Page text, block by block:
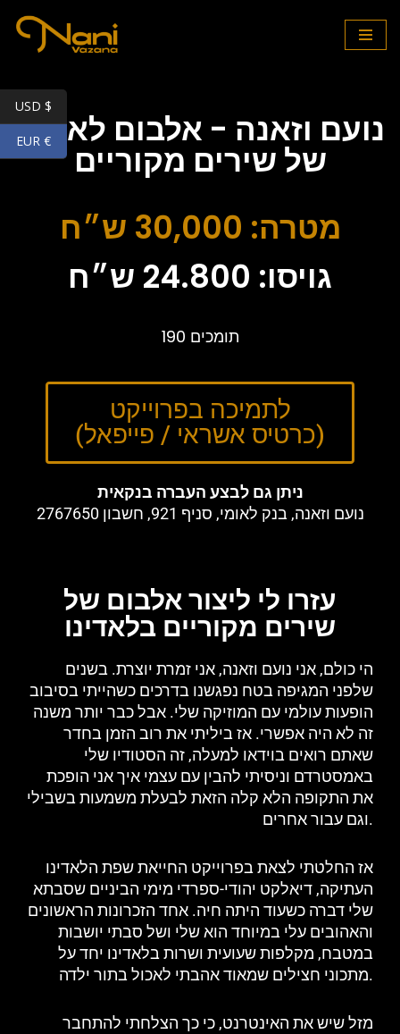
content
נועם וזאנה - אלבום לאדינו
של שירים מקוריים
מטרה: 30,000 ש״ח
גויסו: 24.800 ש״ח
תומכים 190
לתמיכה בפרוייקט
(כרטיס אשראי / פייפאל)
ניתן גם לבצע העברה בנקאית
נועם וזאנה, בנק לאומי, סניף 921, חשבון 2767650
עזרו לי ליצור אלבום של
שירים מקוריים בלאדינו
הי כולם, אני נועם וזאנה, אני זמרת יוצרת. בשנים
שלפני המגיפה בטח נפגשנו בדרכים כשהייתי בסיבוב
הופעות עולמי עם המוזיקה שלי. אבל כבר יותר משנה
זה לא היה אפשרי. אז ביליתי את רוב הזמן בחדר
שאתם רואים בוידאו למעלה, זה הסטודיו שלי
באמסטרדם וניסיתי להבין עם עצמי איך אני הופכת
את התקופה הלא קלה הזאת לבעלת משמעות בשבילי
וגם עבור אחרים.
אז החלטתי לצאת בפרוייקט החייאת שפת הלאדינו
העתיקה, דיאלקט יהודי-ספרדי מימי הביניים שסבתא
שלי דברה כשעוד היתה חיה. אחד הזכרונות הראשונים
והאהובים עלי במיוחד הוא שלי ושל סבתי יושבות
במטבח, מקלפות שעועית ושרות בלאדינו יחד על
מתכוני חצילים שמאוד אהבתי לאכול בתור ילדה.
מזל שיש את האינטרנט, כי כך הצלחתי להתחבר
USD $
EUR €